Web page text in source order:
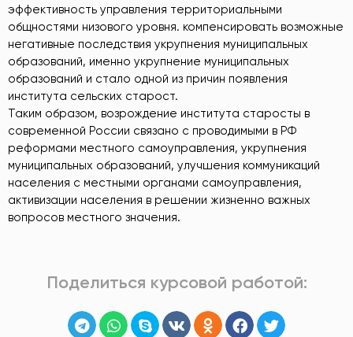
эффективность управления территориальными
общностями низового уровня. компенсировать возможные
негативные последствия укрупнения муниципальных
образований, именно укрупнение муниципальных
образований и стало одной из причин появления
института сельских старост.
Таким образом, возрождение института старосты в
современной России связано с проводимыми в РФ
реформами местного самоуправления, укрупнения
муниципальных образований, улучшения коммуникаций
населения с местными органами самоуправления,
активизации населения в решении жизненно важных
вопросов местного значения.
Поделиться курсовой работой: